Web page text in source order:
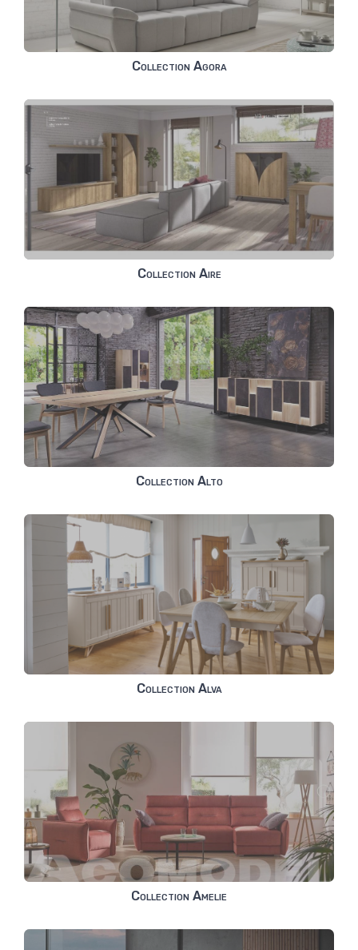
Collection Agora
Collection Aire
Collection Alto
Collection Alva
Collection Amelie